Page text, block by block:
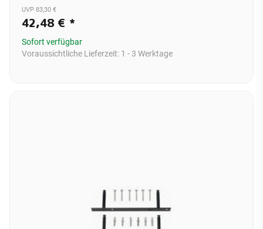
UVP 83,30 €
42,48 € *
Sofort verfügbar
Voraussichtliche Lieferzeit: 1 - 3 Werktage